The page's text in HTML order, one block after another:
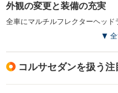
外観の変更と装備の充実
コルサセダンを扱う注